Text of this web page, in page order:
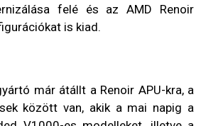
felé és az AMD Renoir
is kiad.
már átállt a Renoir APU-kra, a
között van, akik a mai napig a